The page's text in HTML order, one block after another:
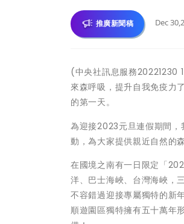
推廣新聞稿 Dec
(中央社訊息服務20221230
來森呼吸，提升自我免疫力
的第一天。
為迎接2023元旦連假期間，
動，為大家提供親近自然的
在國境之南有一日限定「
洋、巴士海峽、台灣海峽，
不容錯過迎接專屬獨特的新
順遊園區獨特擁有五十萬年